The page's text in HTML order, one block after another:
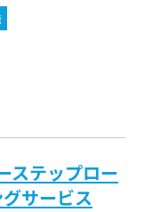
ステップロー
サービス